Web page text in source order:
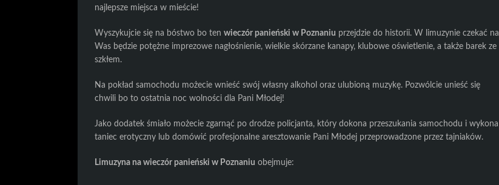
najlepsze miejsca w mieście!
Wyszykujcie się na bóstwo bo ten wieczór panieński w Poznaniu przejdzie do historii. W limuzynie czekać na
Was będzie potężne imprezowe nagłośnienie, wielkie skórzane kanapy, klubowe oświetlenie, a także barek ze
szkłem.
Na pokład samochodu możecie wnieść swój własny alkohol oraz ulubioną muzykę. Pozwólcie unieść się
chwili bo to ostatnia noc wolności dla Pani Młodej!
Jako dodatek śmiało możecie zgarnąć po drodze policjanta, który dokona przeszukania samochodu i wykona
taniec erotyczny lub domówić profesjonalne aresztowanie Pani Młodej przeprowadzone przez tajniaków.
Limuzyna na wieczór panieński w Poznaniu obejmuje: